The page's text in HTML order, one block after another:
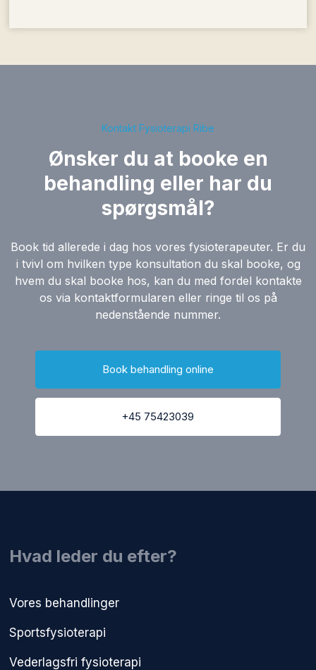
Kontakt Fysioterapi Ribe
Ønsker du at booke en
behandling eller har du
spørgsmål?
Book tid allerede i dag hos vores fysioterapeuter. Er du
i tvivl om hvilken type konsultation du skal booke, og
hvem du skal booke hos, kan du med fordel kontakte
os via kontaktformularen eller ringe til os på
nedenstående nummer.
Book behandling online
+45 75423039
​Hvad leder du efter?
Vores behandlinger
Sportsfysioterapi
Vederlagsfri fysioterapi​